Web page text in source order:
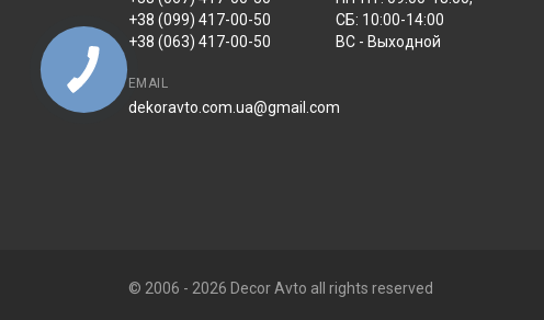
+38 (099) 417-00-50
+38 (063) 417-00-50
СБ: 10:00-14:00
ВС - Выходной
EMAIL
dekoravto.com.ua@gmail.com
© 2006 - 2026 Decor Avto all rights reserved